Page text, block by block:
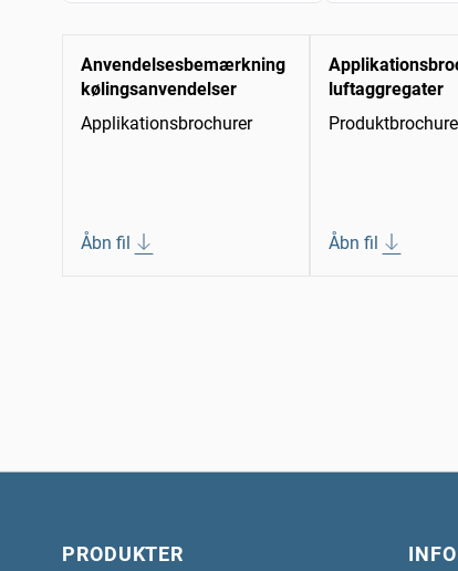
Anvendelsesbemærkning
kølingsanvendelser
Applikationsbrochurer
Åbn fil
luftaggregater
Åbn fil
PRODUKTER